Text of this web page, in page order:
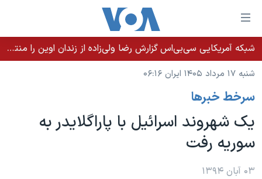
لینکهای
قابل
دسترسی
جهش
محتوای
اصلی
جهش
به
صفحه
خانه
نسخه سبک وب‌سایت
موضوع ها
ایران
آمریکا
جهان
برنامه های تلویزیونی
جدول برنامه ها
صفحه‌های ویژه
شبکه آمریکایی سی‌بی‌‌اس گزارش رضا ولی‌زاده از زندان اوین را منتشر کرد؛ کامران حکمتی پیش از آغاز شیمی‌درمانی به زندان بازگردانده شد
شنبه ۱۷ مرداد ۱۴۰۵ ایران ۰۶:۱۶
سرخط خبرها
یک شهروند اسرائیل با پاراگلایدر به
سوریه رفت
۰۳ آبان ۱۳۹۴